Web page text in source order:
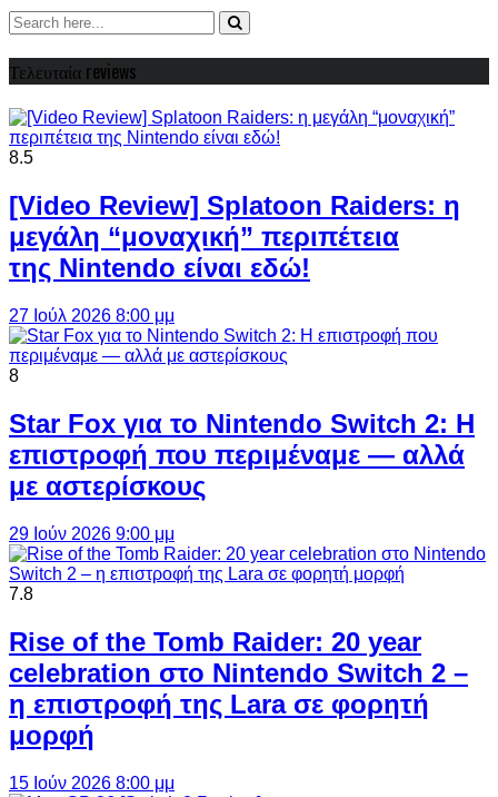
Τελευταία reviews
8.5
[Video Review] Splatoon Raiders: η
μεγάλη “μοναχική” περιπέτεια
της Nintendo είναι εδώ!
27 Ιούλ 2026 8:00 μμ
8
Star Fox για το Nintendo Switch 2: Η
επιστροφή που περιμέναμε — αλλά
με αστερίσκους
29 Ιούν 2026 9:00 μμ
7.8
Rise of the Tomb Raider: 20 year
celebration στο Nintendo Switch 2 –
η επιστροφή της Lara σε φορητή
μορφή
15 Ιούν 2026 8:00 μμ